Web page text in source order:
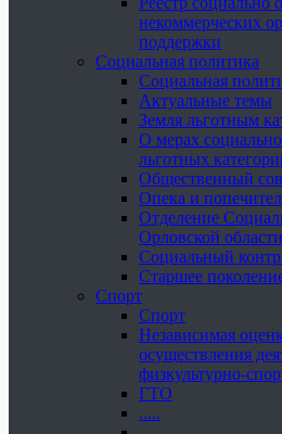
некоммерческих
поддержки
Социальная политика
Социальная
Актуальные темы
Земля льготным
О мерах
льготных
Общественный
Опека и
Отделение
Орловской
Социальный
Старшее
Спорт
Спорт
Независимая
осуществления
физкультурно-
ГТО
.....